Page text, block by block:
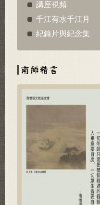
講座視頻
千江有水千江月
紀錄片與紀念集